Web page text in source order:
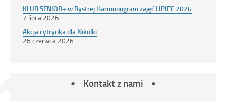
KLUB SENIOR+ w Bystrej Harmonogram zajęć LIPIEC 2026
7 lipca 2026
Akcja cytrynka dla Nikolki
26 czerwca 2026
Kontakt z nami